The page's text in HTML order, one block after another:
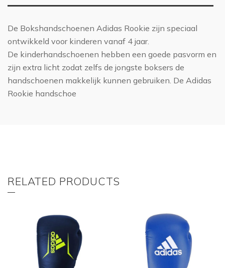
De Bokshandschoenen Adidas Rookie zijn speciaal
ontwikkeld voor kinderen vanaf 4 jaar.
De kinderhandschoenen hebben een goede pasvorm en
zijn extra licht zodat zelfs de jongste boksers de
handschoenen makkelijk kunnen gebruiken. De Adidas
Rookie handschoe
RELATED PRODUCTS